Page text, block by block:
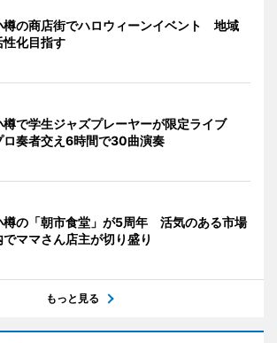
樽の商店街でハロウィーンイベント 地域
性化目指す
樽で学生ジャズプレーヤーが限定ライブ
ロ奏者交え6時間で30曲演奏
樽の「朝市食堂」が5周年 活気のある市場
でママさん店主が切り盛り
もっと見る